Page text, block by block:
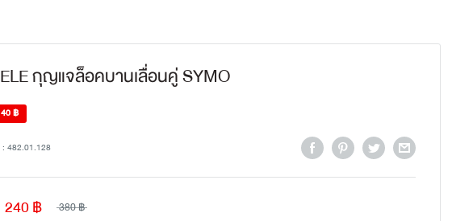
กุญแจล็อคบานเลื่อนคู่ SYMO
฿
: 482.01.128
240 ฿ 380 ฿